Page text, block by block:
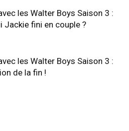
les Walter Boys Saison 3 :
Jackie fini en couple ?
les Walter Boys Saison 3 :
de la fin !